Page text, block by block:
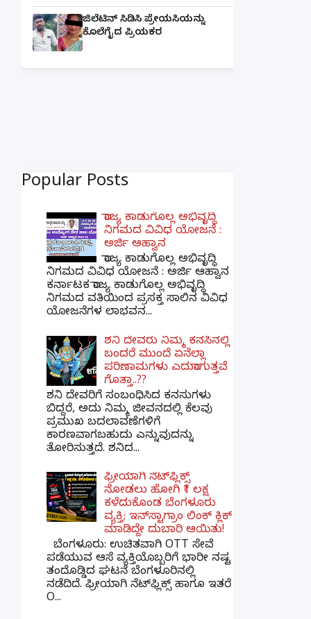
ಜಿಲೆಟಿನ್ ಸಿಡಿಸಿ ಪ್ರೇಯಸಿಯನ್ನು
ಕೊಲೆಗೈದ ಪ್ರಿಯಕರ
Popular Posts
ರಾಜ್ಯ ಕಾಡುಗೊಲ್ಲ ಅಭಿವೃದ್ಧಿ
ನಿಗಮದ ವಿವಿಧ ಯೋಜನೆ :
ಅರ್ಜಿ ಆಹ್ವಾನ
ರಾಜ್ಯ ಕಾಡುಗೊಲ್ಲ ಅಭಿವೃದ್ಧಿ
ನಿಗಮದ ವಿವಿಧ ಯೋಜನೆ : ಅರ್ಜಿ ಆಹ್ವಾನ
ಕರ್ನಾಟಕ ರಾಜ್ಯ ಕಾಡುಗೊಲ್ಲ ಅಭಿವೃದ್ಧಿ
ನಿಗಮದ ವತಿಯಿಂದ ಪ್ರಸಕ್ತ ಸಾಲಿನ ವಿವಿಧ
ಯೋಜನೆಗಳ ಲಾಭವನ...
ಶನಿ ದೇವರು ನಿಮ್ಮ ಕನಸಿನಲ್ಲಿ
ಬಂದರೆ ಮುಂದೆ ಏನೆಲ್ಲಾ
ಪರಿಣಾಮಗಳು ಎದುರಾಗುತ್ತವೆ
ಗೊತ್ತಾ..??
ಶನಿ ದೇವರಿಗೆ ಸಂಬಂಧಿಸಿದ ಕನಸುಗಳು
ಬಿದ್ದರೆ, ಅದು ನಿಮ್ಮ ಜೀವನದಲ್ಲಿ ಕೆಲವು
ಪ್ರಮುಖ ಬದಲಾವಣೆಗಳಿಗೆ
ಕಾರಣವಾಗಬಹುದು ಎನ್ನುವುದನ್ನು
ತೋರಿಸುತ್ತದೆ. ಶನಿದ...
ಫ್ರೀಯಾಗಿ ನೆಟ್‌ಫ್ಲಿಕ್ಸ್
ನೋಡಲು ಹೋಗಿ ₹1 ಲಕ್ಷ
ಕಳೆದುಕೊಂಡ ಬೆಂಗಳೂರು
ವ್ಯಕ್ತಿ; ಇನ್‌ಸ್ಟಾಗ್ರಾಂ ಲಿಂಕ್ ಕ್ಲಿಕ್
ಮಾಡಿದ್ದೇ ದುಬಾರಿ ಆಯಿತು!
ಬೆಂಗಳೂರು: ಉಚಿತವಾಗಿ OTT ಸೇವೆ
ಪಡೆಯುವ ಆಸೆ ವ್ಯಕ್ತಿಯೊಬ್ಬರಿಗೆ ಭಾರೀ ನಷ್ಟ
ತಂದೊಡ್ಡಿದ ಘಟನೆ ಬೆಂಗಳೂರಿನಲ್ಲಿ
ನಡೆದಿದೆ. ಫ್ರೀಯಾಗಿ ನೆಟ್‌ಫ್ಲಿಕ್ಸ್ ಹಾಗೂ ಇತರೆ
O...